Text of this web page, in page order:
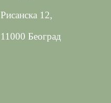
Рисанска 12,
11000 Београд